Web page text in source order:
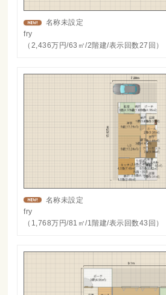
名称未設定
fry
（2,436万円/63㎡/2階建/表示回数27回）
名称未設定
fry
（1,768万円/81㎡/1階建/表示回数43回）